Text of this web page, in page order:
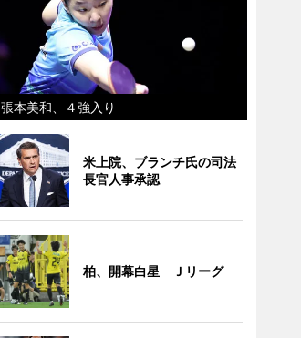
張本美和、４強入り
米上院、ブランチ氏の司法
長官人事承認
柏、開幕白星 Ｊリーグ